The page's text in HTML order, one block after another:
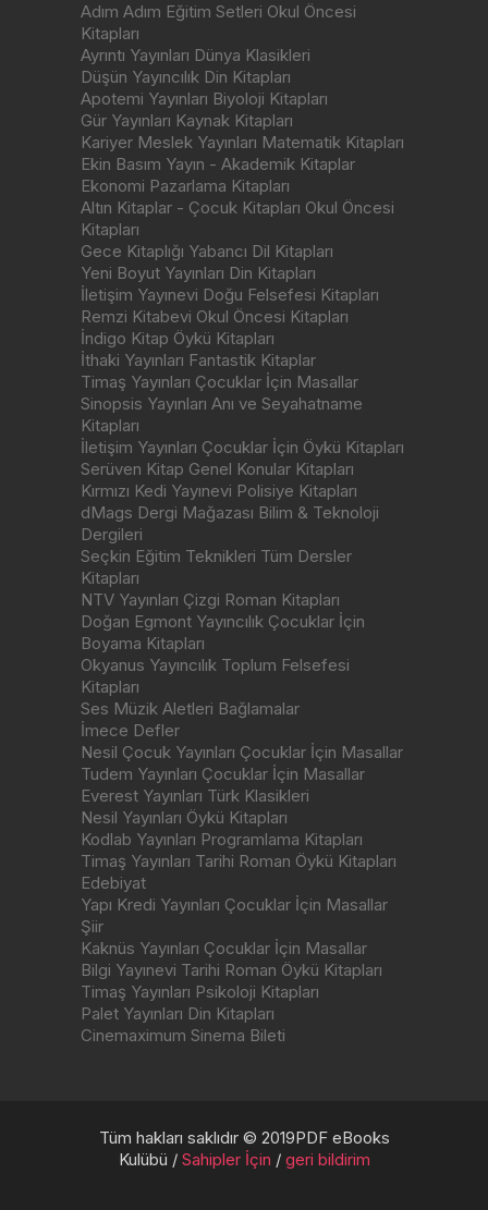
Adım Adım Eğitim Setleri Okul Öncesi
Kitapları
Ayrıntı Yayınları Dünya Klasikleri
Düşün Yayıncılık Din Kitapları
Apotemi Yayınları Biyoloji Kitapları
Gür Yayınları Kaynak Kitapları
Kariyer Meslek Yayınları Matematik Kitapları
Ekin Basım Yayın - Akademik Kitaplar
Ekonomi Pazarlama Kitapları
Altın Kitaplar - Çocuk Kitapları Okul Öncesi
Kitapları
Gece Kitaplığı Yabancı Dil Kitapları
Yeni Boyut Yayınları Din Kitapları
İletişim Yayınevi Doğu Felsefesi Kitapları
Remzi Kitabevi Okul Öncesi Kitapları
İndigo Kitap Öykü Kitapları
İthaki Yayınları Fantastik Kitaplar
Timaş Yayınları Çocuklar İçin Masallar
Sinopsis Yayınları Anı ve Seyahatname
Kitapları
İletişim Yayınları Çocuklar İçin Öykü Kitapları
Serüven Kitap Genel Konular Kitapları
Kırmızı Kedi Yayınevi Polisiye Kitapları
dMags Dergi Mağazası Bilim & Teknoloji
Dergileri
Seçkin Eğitim Teknikleri Tüm Dersler
Kitapları
NTV Yayınları Çizgi Roman Kitapları
Doğan Egmont Yayıncılık Çocuklar İçin
Boyama Kitapları
Okyanus Yayıncılık Toplum Felsefesi
Kitapları
Ses Müzik Aletleri Bağlamalar
İmece Defler
Nesil Çocuk Yayınları Çocuklar İçin Masallar
Tudem Yayınları Çocuklar İçin Masallar
Everest Yayınları Türk Klasikleri
Nesil Yayınları Öykü Kitapları
Kodlab Yayınları Programlama Kitapları
Timaş Yayınları Tarihi Roman Öykü Kitapları
Edebiyat
Yapı Kredi Yayınları Çocuklar İçin Masallar
Şiir
Kaknüs Yayınları Çocuklar İçin Masallar
Bilgi Yayınevi Tarihi Roman Öykü Kitapları
Timaş Yayınları Psikoloji Kitapları
Palet Yayınları Din Kitapları
Cinemaximum Sinema Bileti
Tüm hakları saklıdır © 2019PDF eBooks
Kulübü / Sahipler İçin / geri bildirim